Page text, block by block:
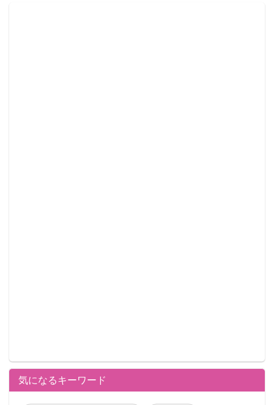
気になるキーワード